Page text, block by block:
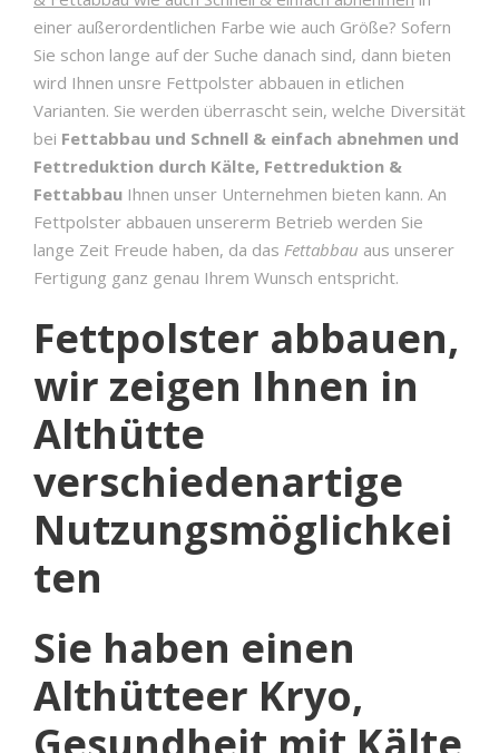
einer außerordentlichen Farbe wie auch Größe? Sofern
Sie schon lange auf der Suche danach sind, dann bieten
wird Ihnen unsre Fettpolster abbauen in etlichen
Varianten. Sie werden überrascht sein, welche Diversität
bei Fettabbau und Schnell & einfach abnehmen und
Fettreduktion durch Kälte, Fettreduktion &
Fettabbau Ihnen unser Unternehmen bieten kann. An
Fettpolster abbauen unsererm Betrieb werden Sie
lange Zeit Freude haben, da das Fettabbau aus unserer
Fertigung ganz genau Ihrem Wunsch entspricht.
Fettpolster abbauen,
wir zeigen Ihnen in
Althütte
verschiedenartige
Nutzungsmöglichkei
ten
Sie haben einen
Althütteer Kryo,